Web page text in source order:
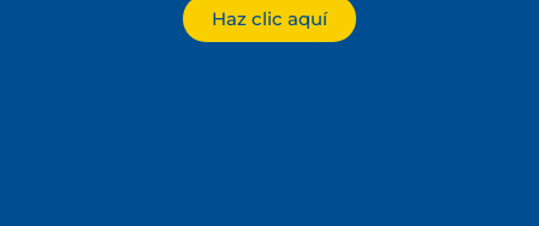
Haz clic aquí